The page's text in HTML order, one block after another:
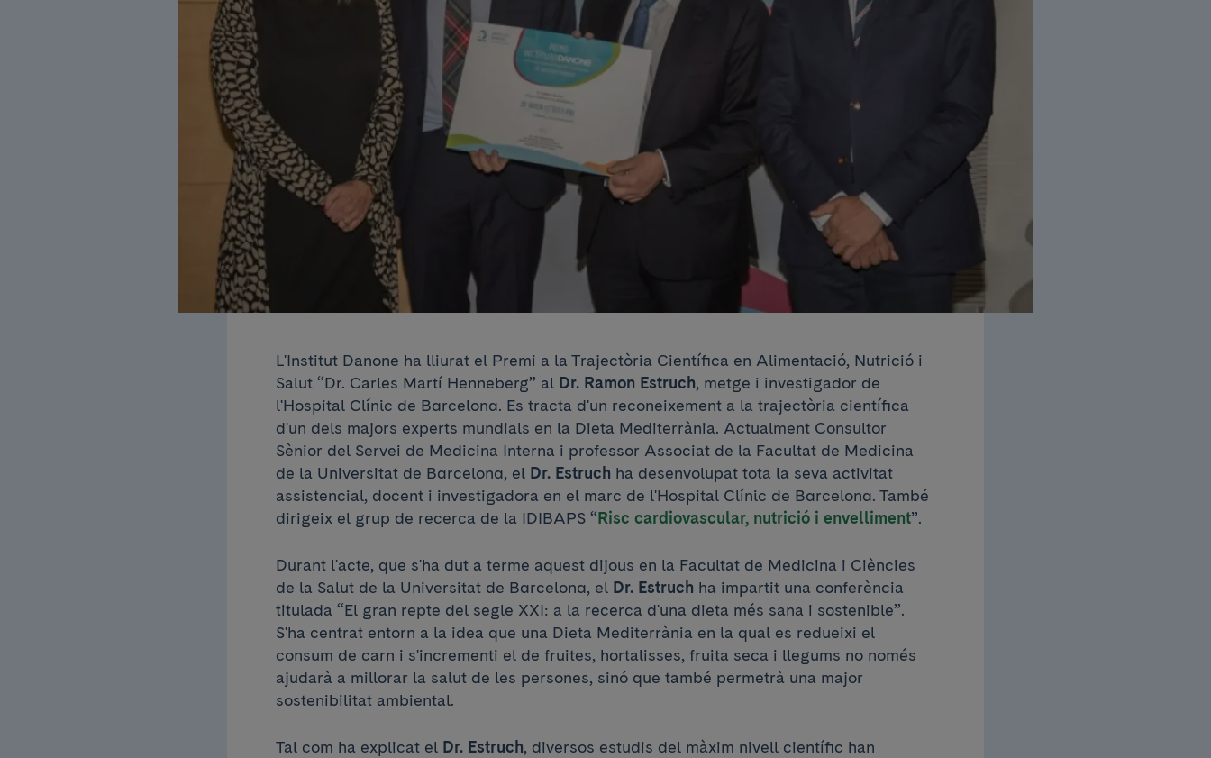
L'Institut Danone ha lliurat el Premi a la Trajectòria Científica en Alimentació, Nutrició i
Salut “Dr. Carles Martí Henneberg” al Dr. Ramon Estruch, metge i investigador de
l'Hospital Clínic de Barcelona. Es tracta d'un reconeixement a la trajectòria científica
d'un dels majors experts mundials en la Dieta Mediterrània. Actualment Consultor
Sènior del Servei de Medicina Interna i professor Associat de la Facultat de Medicina
de la Universitat de Barcelona, el Dr. Estruch ha desenvolupat tota la seva activitat
assistencial, docent i investigadora en el marc de l'Hospital Clínic de Barcelona. També
dirigeix el grup de recerca de la IDIBAPS “Risc cardiovascular, nutrició i envelliment”.
Durant l'acte, que s'ha dut a terme aquest dijous en la Facultat de Medicina i Ciències
de la Salut de la Universitat de Barcelona, el Dr. Estruch ha impartit una conferència
titulada “El gran repte del segle XXI: a la recerca d'una dieta més sana i sostenible”.
S'ha centrat entorn a la idea que una Dieta Mediterrània en la qual es redueixi el
consum de carn i s'incrementi el de fruites, hortalisses, fruita seca i llegums no només
ajudarà a millorar la salut de les persones, sinó que també permetrà una major
sostenibilitat ambiental.
Tal com ha explicat el Dr. Estruch, diversos estudis del màxim nivell científic han